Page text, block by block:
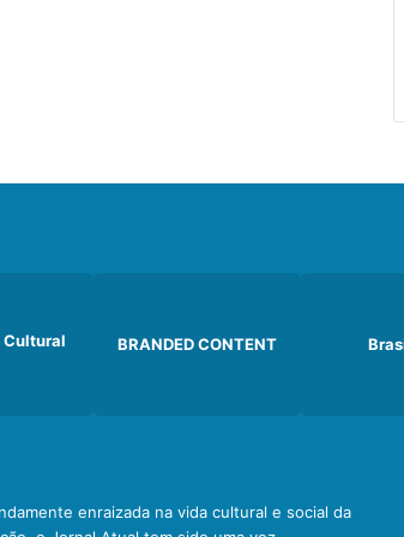
Cultural BRANDED CONTENT
enraizada na vida cultural e social da